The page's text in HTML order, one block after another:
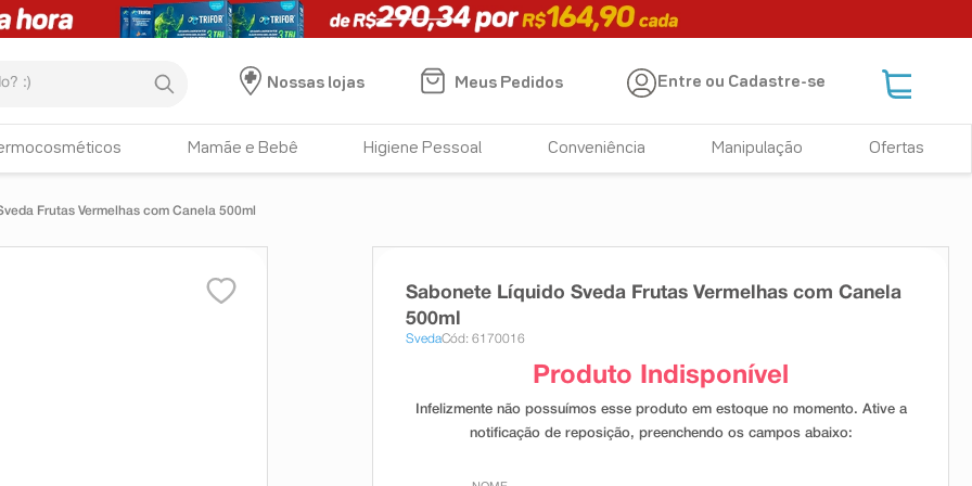
Nossas lojas
Meus Pedidos Entre ou Cadastre-se
Mamãe e Bebê Higiene Pessoal Conveniência Manipulação Ofertas
Frutas Vermelhas com Canela 500ml
Sabonete Líquido Sveda Frutas Vermelhas com Canela
500ml
SvedaCód: 6170016